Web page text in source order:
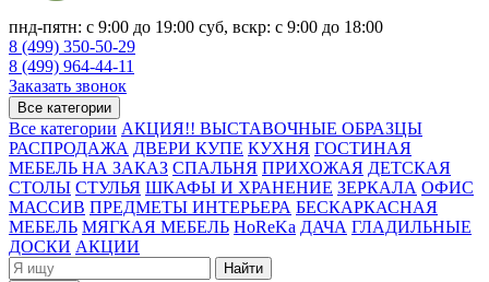
пнд-пятн: с 9:00 до 19:00 суб, вскр: с 9:00 до 18:00
8 (499) 350-50-29
8 (499) 964-44-11
Заказать звонок
Все категории
Все категории АКЦИЯ!! ВЫСТАВОЧНЫЕ ОБРАЗЦЫ
РАСПРОДАЖА ДВЕРИ КУПЕ КУХНЯ ГОСТИНАЯ
МЕБЕЛЬ НА ЗАКАЗ СПАЛЬНЯ ПРИХОЖАЯ ДЕТСКАЯ
СТОЛЫ СТУЛЬЯ ШКАФЫ И ХРАНЕНИЕ ЗЕРКАЛА ОФИС
МАССИВ ПРЕДМЕТЫ ИНТЕРЬЕРА БЕСКАРКАСНАЯ
МЕБЕЛЬ МЯГКАЯ МЕБЕЛЬ HoReKa ДАЧА ГЛАДИЛЬНЫЕ
ДОСКИ АКЦИИ
Найти